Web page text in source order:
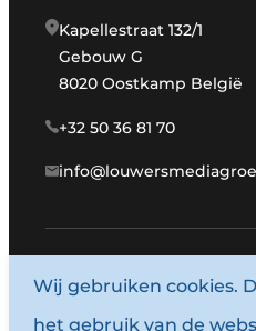
Kapellestraat 132/1
Gebouw G
8020 Oostkamp België
+32 50 36 81 70
© 1987 - 2026
Wij gebruiken cookies.
het gebruik van de